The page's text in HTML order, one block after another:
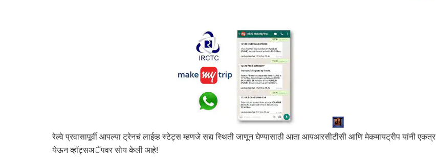
रेल्वे प्रवासापूर्वी आपल्या ट्रेनचं लाईव्ह स्टेट्स म्हणजे सद्य स्थिती जाणून घेण्यासाठी आता आयआरसीटीसी आणि मेकमायट्रीप यांनी एकत्र
येऊन व्हॉट्सअॅपवर सोय केली आहे!